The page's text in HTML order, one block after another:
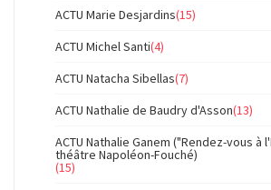
ACTU Marie Desjardins(15)
ACTU Michel Santi(4)
ACTU Natacha Sibellas(7)
ACTU Nathalie de Baudry d'Asson(13)
ACTU Nathalie Ganem ("Rendez-vous à
théâtre Napoléon-Fouché)
(15)